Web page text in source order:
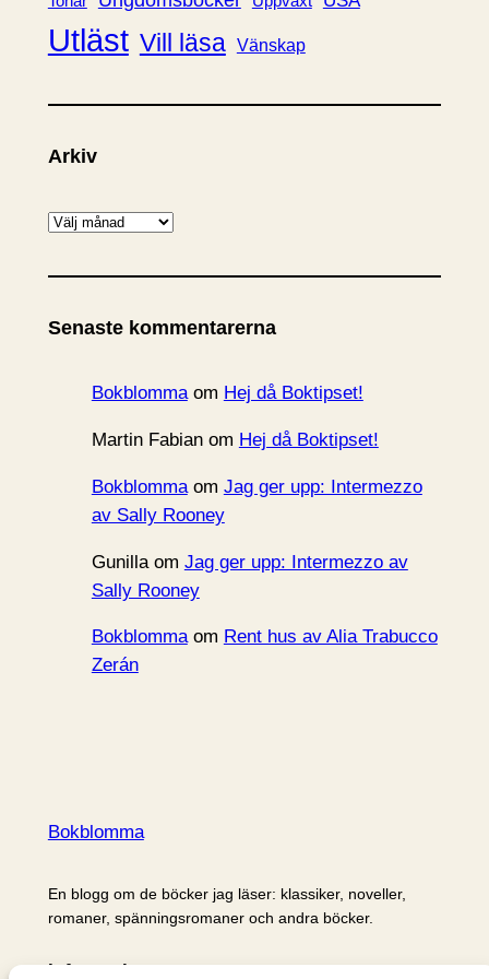
Utläst Vill läsa Vänskap
Arkiv
A
k
v
Senaste kommentarerna
Bokblommaom Hej då Boktipset!
Martin Fabianom Hej då Boktipset!
Bokblommaom Jag ger upp: Intermezzo
av Sally Rooney
Gunillaom Jag ger upp: Intermezzo av
Sally Rooney
Bokblommaom Rent hus av Alia Trabucco
Zerán
Bokblomma
En blogg om de böcker jag läser: klassiker, noveller,
romaner, spänningsromaner och andra böcker.
Information